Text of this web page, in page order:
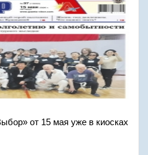
от 15 мая уже в киосках